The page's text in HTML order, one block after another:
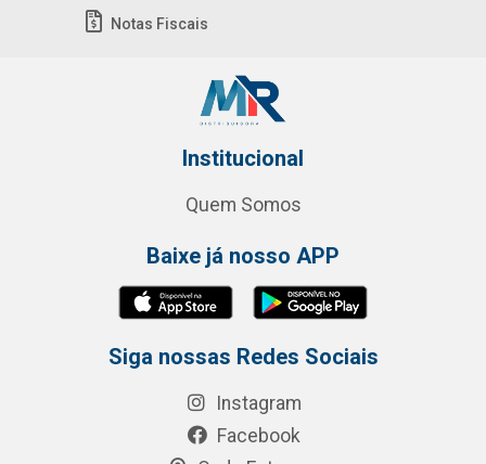
Notas Fiscais
Institucional
Quem Somos
Baixe já nosso APP
Siga nossas Redes Sociais
Instagram
Facebook